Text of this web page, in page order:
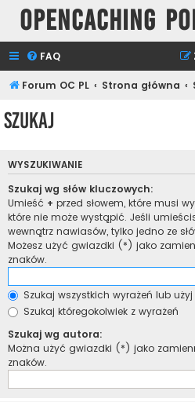
Opencaching
FAQ
Forum OC PL Strona główna
Szukaj
WYSZUKIWANIE
Szukaj wg słów kluczowych:
Umieść + przed słowem, które musi
które nie może wystąpić. Jeśli
wewnątrz nawiasów, tylko jedno ze
Możesz użyć gwiazdki (*) jako
znaków.
Szukaj wszystkich wyrażeń lub
Szukaj któregokolwiek z wyrażeń
Szukaj wg autora:
Można użyć gwiazdki (*) jako
znaków.